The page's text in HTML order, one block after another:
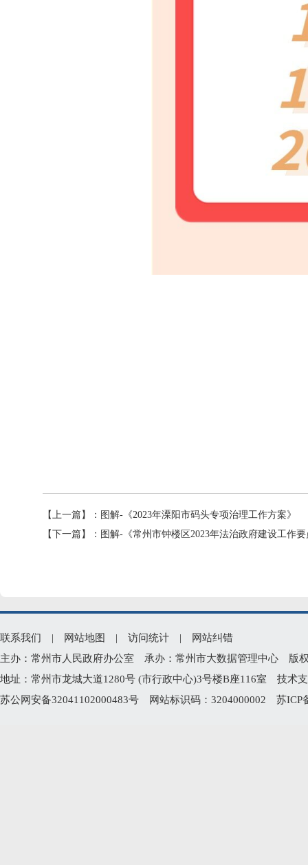
【上一篇】： 图解-《2023年溧阳市码头专项治理工作方案》
【下一篇】： 图解-《常州市钟楼区2023年法治政府建设工作
联系我们 | 网站地图 | 访问统计 |
网站纠错
主办：常州市人民政府办公室 承办：常州市大数据管理中心 版
地址：常州市龙城大道1280号 (市行政中心)3号楼B座116室 技术
苏公网安备32041102000483号 网站标识码：3204000002 苏ICP